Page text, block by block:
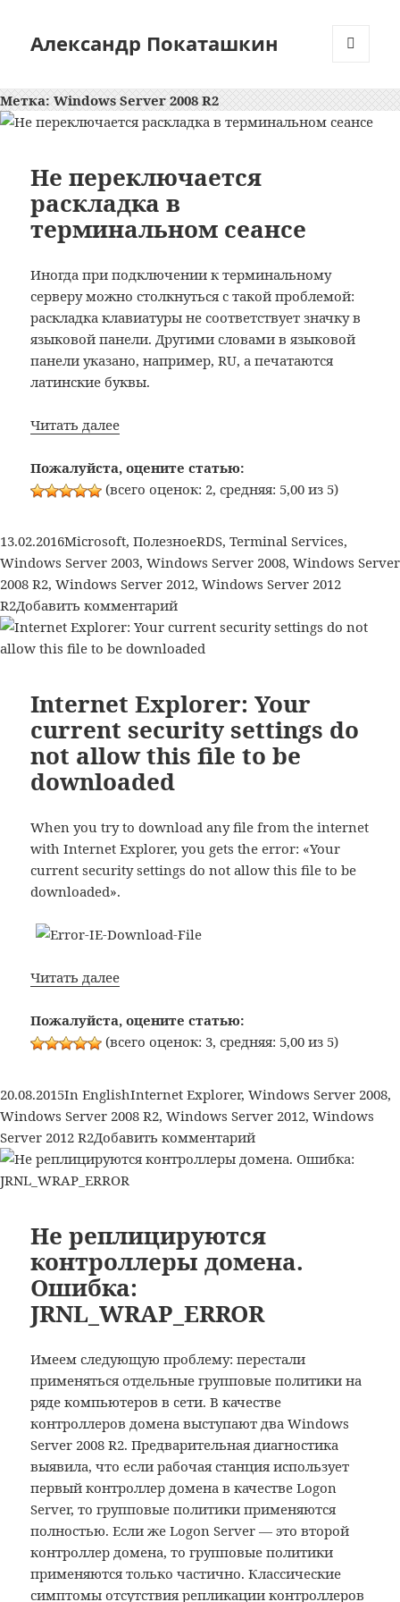
Александр Покаташкин
Метка: Windows Server 2008 R2
Не переключается
раскладка в
терминальном сеансе
Иногда при подключении к терминальному
серверу можно столкнуться с такой проблемой:
раскладка клавиатуры не соответствует значку в
языковой панели. Другими словами в языковой
панели указано, например, RU, а печатаются
латинские буквы.
Читать далееНе
раскладка
в
Пожалуйста, оцените статью:
(всего оценок: 2, средняя: 5,00 из 5)
Опубликовано
13.02.2016Рубрики
Microsoft, ПолезноеМетки
RDS, Terminal Services,
Windows Server 2003, Windows Server 2008, Windows Server
2008 R2, Windows Server 2012, Windows Server 2012
R2Добавить комментарийк
записи
Не
в
терминальном
сеансе
Internet Explorer: Your
current security settings do
not allow this file to be
downloaded
When you try to download any file from the internet
with Internet Explorer, you gets the error: «Your
current security settings do not allow this file to be
downloaded».
Читать далееInternet
Your
current
do
not
allow
this
file
be
downloaded
Пожалуйста, оцените статью:
(всего оценок: 3, средняя: 5,00 из 5)
Опубликовано
20.08.2015Рубрики
In EnglishМетки
Internet Explorer, Windows Server 2008,
Windows Server 2008 R2, Windows Server 2012, Windows
Server 2012 R2Добавить комментарийк
записи
current
security
do
this
be
downloaded
Не реплицируются
контроллеры домена.
Ошибка:
JRNL_WRAP_ERROR
Имеем следующую проблему: перестали
применяться отдельные групповые политики на
ряде компьютеров в сети. В качестве
контроллеров домена выступают два Windows
Server 2008 R2. Предварительная диагностика
выявила, что если рабочая станция использует
первый контроллер домена в качестве Logon
Server, то групповые политики применяются
полностью. Если же Logon Server — это второй
контроллер домена, то групповые политики
применяются только частично. Классические
симптомы отсутствия репликации контроллеров